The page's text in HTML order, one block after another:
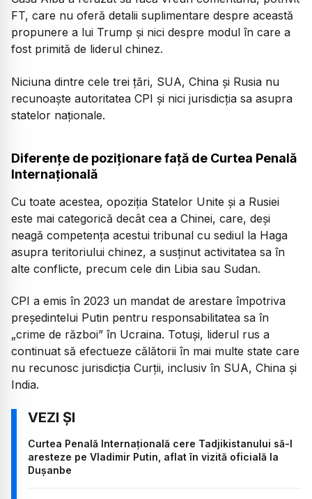
FT, care nu oferă detalii suplimentare despre această
propunere a lui Trump și nici despre modul în care a
fost primită de liderul chinez.
Niciuna dintre cele trei țări, SUA, China și Rusia nu
recunoaște autoritatea CPI și nici jurisdicția sa asupra
statelor naționale.
Diferențe de poziționare față de Curtea Penală
Internațională
Cu toate acestea, opoziția Statelor Unite și a Rusiei
este mai categorică decât cea a Chinei, care, deși
neagă competența acestui tribunal cu sediul la Haga
asupra teritoriului chinez, a susținut activitatea sa în
alte conflicte, precum cele din Libia sau Sudan.
CPI a emis în 2023 un mandat de arestare împotriva
președintelui Putin pentru responsabilitatea sa în
„crime de război” în Ucraina. Totuși, liderul rus a
continuat să efectueze călătorii în mai multe state care
nu recunosc jurisdicția Curții, inclusiv în SUA, China și
India.
Curtea Penală Internațională cere Tadjikistanului să-l
aresteze pe Vladimir Putin, aflat în vizită oficială la
Dușanbe